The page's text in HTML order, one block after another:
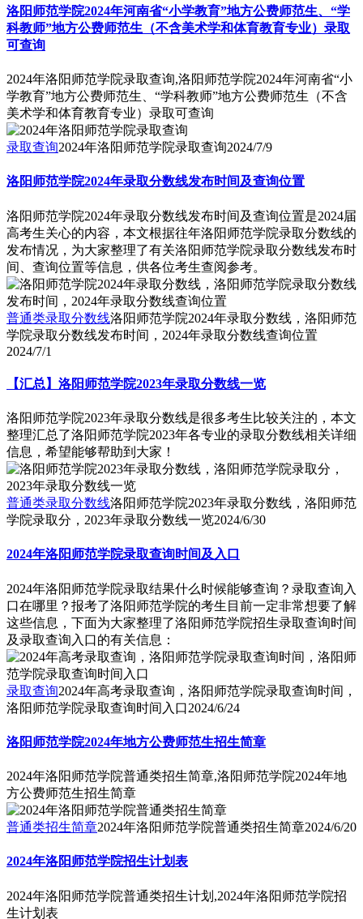
洛阳师范学院2024年河南省“小学教育”地方公费师范生、“学
科教师”地方公费师范生（不含美术学和体育教育专业）录取
可查询
2024年洛阳师范学院录取查询,洛阳师范学院2024年河南省“小
学教育”地方公费师范生、“学科教师”地方公费师范生（不含
美术学和体育教育专业）录取可查询
录取查询2024年洛阳师范学院录取查询2024/7/9
洛阳师范学院2024年录取分数线发布时间及查询位置
洛阳师范学院2024年录取分数线发布时间及查询位置是2024届
高考生关心的内容，本文根据往年洛阳师范学院录取分数线的
发布情况，为大家整理了有关洛阳师范学院录取分数线发布时
间、查询位置等信息，供各位考生查阅参考。
普通类录取分数线洛阳师范学院2024年录取分数线，洛阳师范
学院录取分数线发布时间，2024年录取分数线查询位置
2024/7/1
【汇总】洛阳师范学院2023年录取分数线一览
洛阳师范学院2023年录取分数线是很多考生比较关注的，本文
整理汇总了洛阳师范学院2023年各专业的录取分数线相关详细
信息，希望能够帮助到大家！
普通类录取分数线洛阳师范学院2023年录取分数线，洛阳师范
学院录取分，2023年录取分数线一览2024/6/30
2024年洛阳师范学院录取查询时间及入口
2024年洛阳师范学院录取结果什么时候能够查询？录取查询入
口在哪里？报考了洛阳师范学院的考生目前一定非常想要了解
这些信息，下面为大家整理了洛阳师范学院招生录取查询时间
及录取查询入口的有关信息：
录取查询2024年高考录取查询，洛阳师范学院录取查询时间，
洛阳师范学院录取查询时间入口2024/6/24
洛阳师范学院2024年地方公费师范生招生简章
2024年洛阳师范学院普通类招生简章,洛阳师范学院2024年地
方公费师范生招生简章
普通类招生简章2024年洛阳师范学院普通类招生简章2024/6/20
2024年洛阳师范学院招生计划表
2024年洛阳师范学院普通类招生计划,2024年洛阳师范学院招
生计划表